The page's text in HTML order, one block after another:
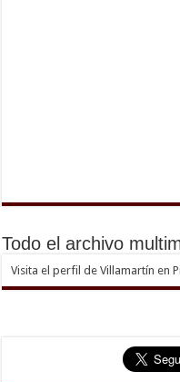
Todo el archivo
Visita el perfil de Villamartín en